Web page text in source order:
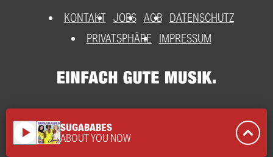
KONTAKT JOBS AGB DATENSCHUTZ
PRIVATSPHÄRE
IMPRESSUM
play_arrow SUGABABES
ABOUT YOU NOW